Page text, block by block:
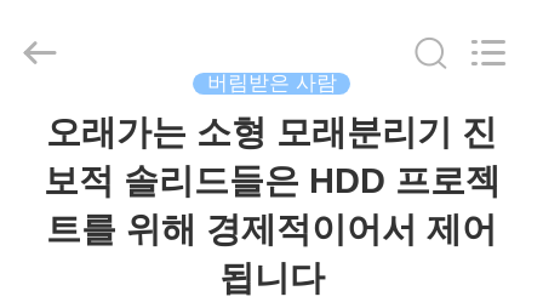
2026
Reserved.
버림받은 사람
오래가는 소형 모래분리기 진
보적 솔리드들은 HDD 프로젝
트를 위해 경제적이어서 제어
됩니다